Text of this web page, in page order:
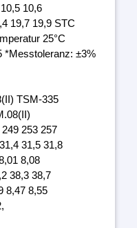
10,6
19,7 19,9 STC
25°C
*Messtoleranz: ±3%
TSM-335
253 257
31,5 31,8
8,08
38,3 38,7
8,47 8,55